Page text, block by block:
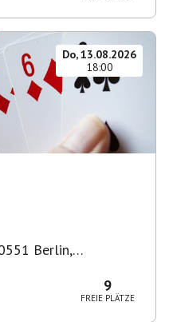
Do, 13.08.2026
18:00
Berlin,
9
FREIE PLÄTZE